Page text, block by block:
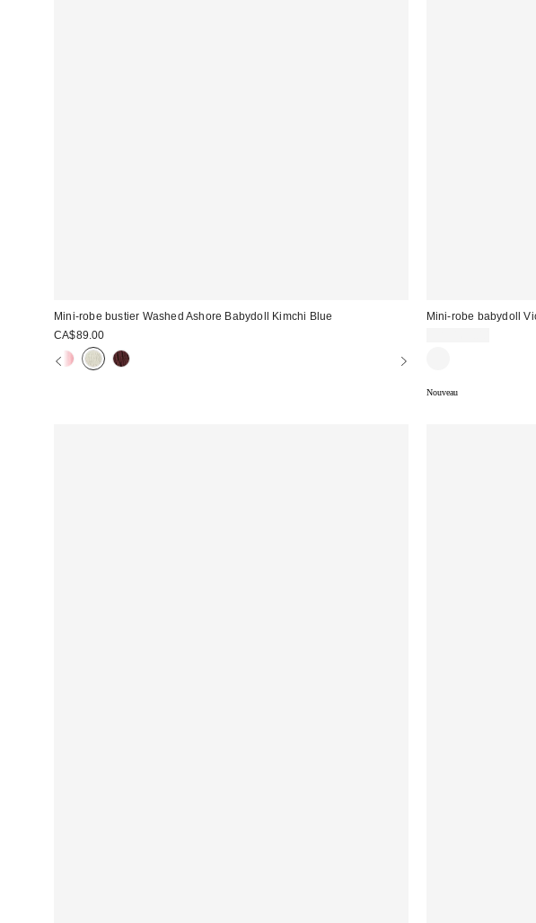
Mini-robe bustier Washed Ashore Babydoll Kimchi Blue
CA$89.00
Mini-robe babydoll
Nouveau